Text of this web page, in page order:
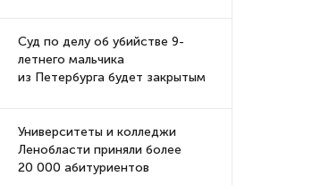
Суд по делу об убийстве 9-
летнего мальчика
из Петербурга будет закрытым
Университеты и колледжи
Ленобласти приняли более
20 000 абитуриентов